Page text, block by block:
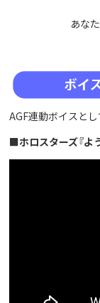
あな
AGF連動ボイスと
■ホロスターズ『よ